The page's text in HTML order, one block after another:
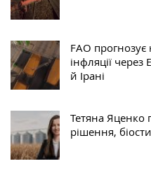
FAO
інфляції через
й Ірані
Тетяна Яценко
рішення,